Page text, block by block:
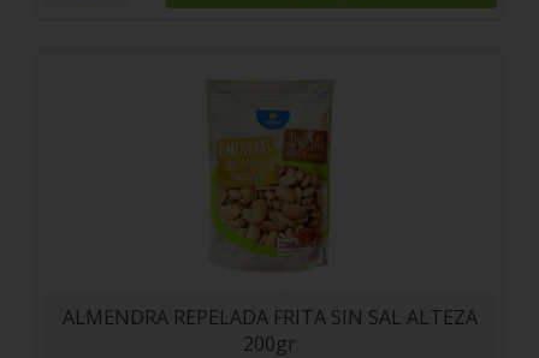
ALMENDRA REPELADA FRITA SIN SAL ALTEZA
200gr